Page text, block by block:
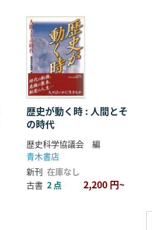
歴史が動く時 : 人間とそ
の時代
歴史科学協議会 編
青木書店
新刊 在庫なし
古書 2 点 2,200 円~